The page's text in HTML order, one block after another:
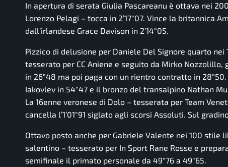
In apertura di serata Giulia Pascareanu è ottava nei
Lorenzo Pelagi – tocca in 2’17″07. Vince la britannica
dall’irlandese Grace Davison in 2’14″05.
Pizzico di delusione per Daniele Del Signore quarto
tesserato per CC Aniene e seguito da Mirko
in 26″48 ma poi paga con un rientro contratto in
Iakovlev in 54″47 e il bronzo del transalpino Nathan
La 16enne veronese di Dolo – tesserata per Team
cancella l’1’01″91 siglato agli scorsi Assoluti. Sul
Ottavo posto anche per Gabriele Valente nei 100 stile
salentino – tesserato per In Sport Rane Rosse e
semifinale il primato personale da 49″76 a 49″65.